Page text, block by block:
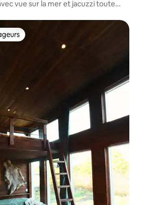
vue sur la mer et jacuzzi toute